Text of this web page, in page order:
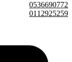
0536690772
0112925259